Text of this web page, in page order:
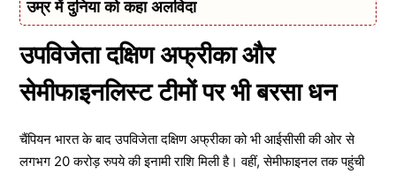
उम्र में दुनिया को कहा अलविदा
उपविजेता दक्षिण अफ्रीका और
सेमीफाइनलिस्ट टीमों पर भी बरसा धन
चैंपियन भारत के बाद उपविजेता दक्षिण अफ्रीका को भी आईसीसी की ओर से
लगभग 20 करोड़ रुपये की इनामी राशि मिली है। वहीं, सेमीफाइनल तक पहुंची